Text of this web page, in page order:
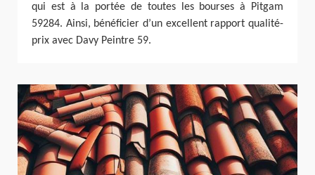
qui est à la portée de toutes les bourses à Pitgam
59284. Ainsi, bénéficier d’un excellent rapport qualité-
prix avec Davy Peintre 59.